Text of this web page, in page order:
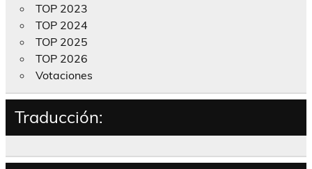
TOP 2023
TOP 2024
TOP 2025
TOP 2026
Votaciones
Traducción: